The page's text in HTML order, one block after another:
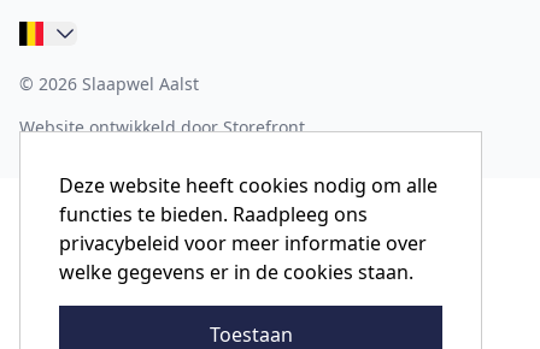
© 2026 Slaapwel Aalst
Website ontwikkeld door Storefront
Deze website heeft cookies nodig om alle
functies te bieden. Raadpleeg ons
privacybeleid voor meer informatie over
welke gegevens er in de cookies staan.
Toestaan